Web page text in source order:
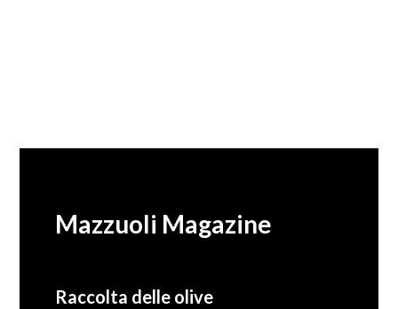
Mazzuoli Magazine
Raccolta delle olive